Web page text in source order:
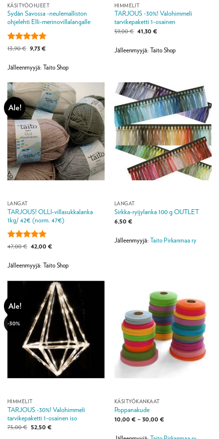
KÄSITYÖOHJEET
Sydän Savossa -neulemalliston
ohjelehti Elli-merinovillalangalle
Arvostelu
/ 5
13,90€ Alkuperäinen
hinta
13,90 €.
9,73€Nykyinen
9,73 €.
Jälleenmyyjä: Taito Shop
HIMMELIT
TARJOUS -30%! Valohimmeli
tarvikepaketti 1-osainen
59,00€ Alkuperäinen
hinta
59,00 €.
41,30 €Nykyinen
41,30 €.
Jälleenmyyjä: Taito Shop
Ale!
LANGAT
TARJOUS! OLLI-villasukkalanka
1kg/ 42€ (norm. 47€)
Arvostelu
/ 5
47,00€ Alkuperäinen
hinta
47,00 €.
42,00 €Nykyinen
42,00 €.
Jälleenmyyjä: Taito Shop
LANGAT
Sirkka-ryijylanka 100 g OUTLET
6,50 €
Jälleenmyyjä: Taito Pirkanmaa ry
Ale!
-30%
HIMMELIT
TARJOUS -30%! Valohimmeli
tarvikepaketti 1-osainen iso
75,00€ Alkuperäinen
hinta
52,50 €Nykyinen
KÄSITYÖKANKAAT
Poppanakude
10,00 € – 30,00 €Hintaluokka:
30,00 €